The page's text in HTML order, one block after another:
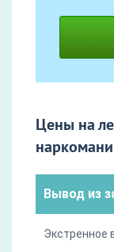
Цены на
Вывод из
Экстренное